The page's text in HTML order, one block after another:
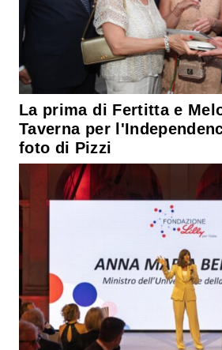
La prima di Fertitta e
Taverna per
foto di Pizzi